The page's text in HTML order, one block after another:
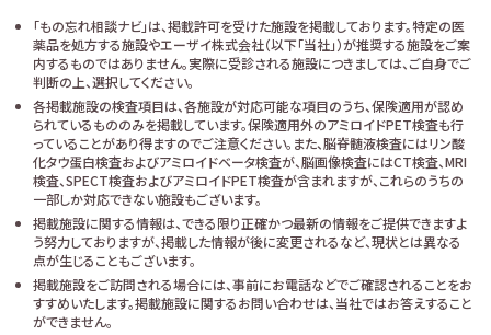
「もの忘れ相談ナビ」は、掲載許可を受けた施設を掲載しております。特定の医
薬品を処方する施設やエーザイ株式会社（以下「当社」）が推奨する施設をご案
内するものではありません。実際に受診される施設につきましては、ご自身でご
判断の上、選択してください。
各掲載施設の検査項目は、各施設が対応可能な項目のうち、保険適用が認め
られているもののみを掲載しています。保険適用外のアミロイドPET検査も行
っていることがあり得ますのでご注意ください。また、脳脊髄液検査にはリン酸
化タウ蛋白検査およびアミロイドベータ検査が、脳画像検査にはCT検査、MRI
検査、SPECT検査およびアミロイドPET検査が含まれますが、これらのうちの
一部しか対応できない施設もございます。
掲載施設に関する情報は、できる限り正確かつ最新の情報をご提供できますよ
う努力しておりますが、掲載した情報が後に変更されるなど、現状とは異なる
点が生じることもございます。
掲載施設をご訪問される場合には、事前にお電話などでご確認されることをお
すすめいたします。掲載施設に関するお問い合わせは、当社ではお答えすること
ができません。